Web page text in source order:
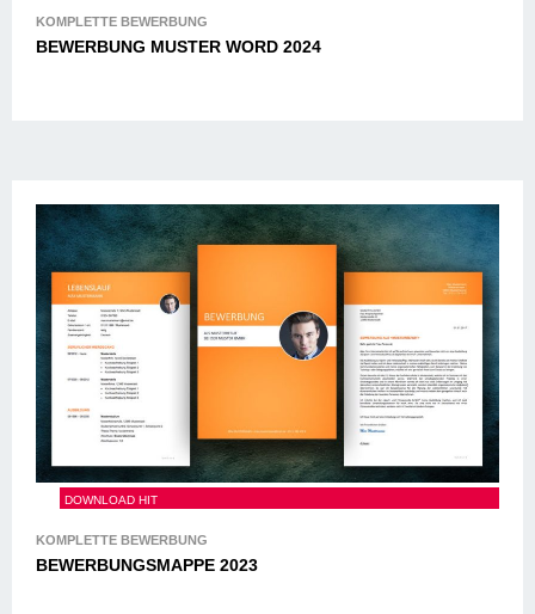
BEWERBUNG MUSTER WORD 2024
BEWERBUNGSMAPPE 2023